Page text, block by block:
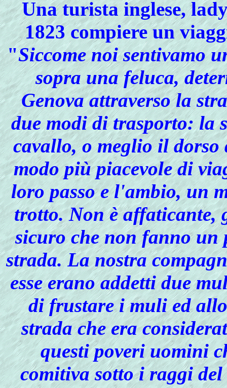
Unaturista inglese,
1823 compiere un
"Siccome noi sentivamo
sopra una feluca,
Genova attraverso la
due modi di trasporto: la
cavallo, o meglio ildorso
modo più piacevole di
loro passo e l'ambio, un
trotto. Non è affaticante,
sicuro che non fanno un
strada. La nostra
esse erano addetti due
di frustare i muli ed
strada che era
questi poveri uomini
comitiva sotto i raggi del